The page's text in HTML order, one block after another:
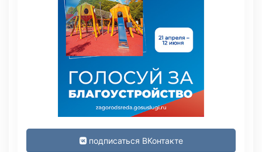
подписаться ВКонтакте